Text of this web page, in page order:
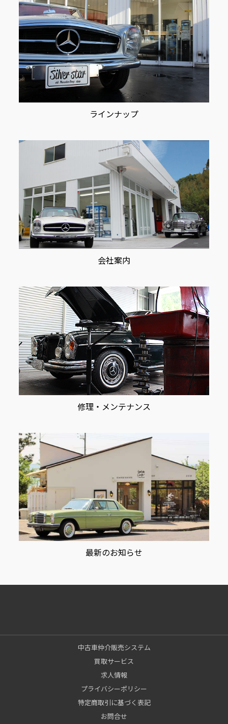
ラインナップ
会社案内
修理・メンテナンス
最新のお知らせ
中古車仲介販売システム
買取サービス
求人情報
プライバシーポリシー
特定商取引に基づく表記
お問合せ